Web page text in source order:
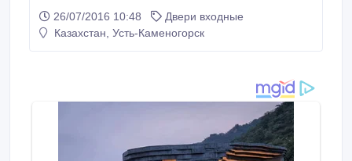
изготовления, качество, гарантия 12 месяцев.
Доставка по России автомобильным и ж/д
26/07/2016 10:48
Двери входные
Казахстан, Усть-Каменогорск